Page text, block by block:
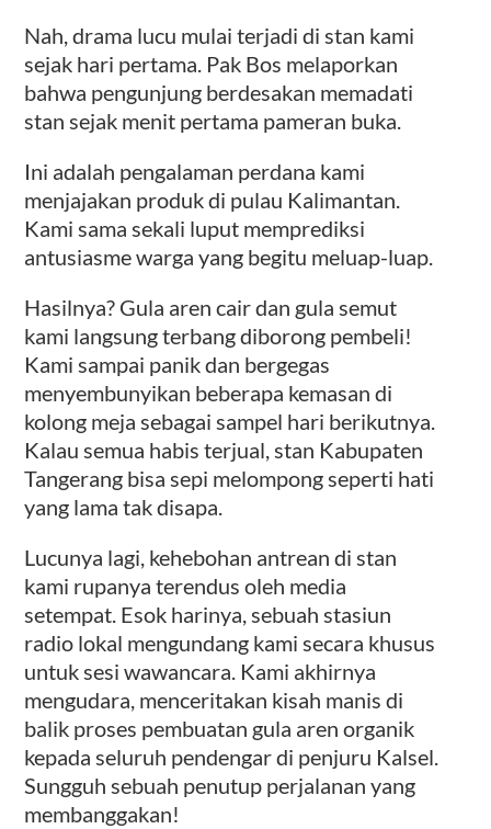
Nah, drama lucu mulai terjadi di stan kami
sejak hari pertama. Pak Bos melaporkan
bahwa pengunjung berdesakan memadati
stan sejak menit pertama pameran buka.
Ini adalah pengalaman perdana kami
menjajakan produk di pulau Kalimantan.
Kami sama sekali luput memprediksi
antusiasme warga yang begitu meluap-luap.
Hasilnya? Gula aren cair dan gula semut
kami langsung terbang diborong pembeli!
Kami sampai panik dan bergegas
menyembunyikan beberapa kemasan di
kolong meja sebagai sampel hari berikutnya.
Kalau semua habis terjual, stan Kabupaten
Tangerang bisa sepi melompong seperti hati
yang lama tak disapa.
Lucunya lagi, kehebohan antrean di stan
kami rupanya terendus oleh media
setempat. Esok harinya, sebuah stasiun
radio lokal mengundang kami secara khusus
untuk sesi wawancara. Kami akhirnya
mengudara, menceritakan kisah manis di
balik proses pembuatan gula aren organik
kepada seluruh pendengar di penjuru Kalsel.
Sungguh sebuah penutup perjalanan yang
membanggakan!